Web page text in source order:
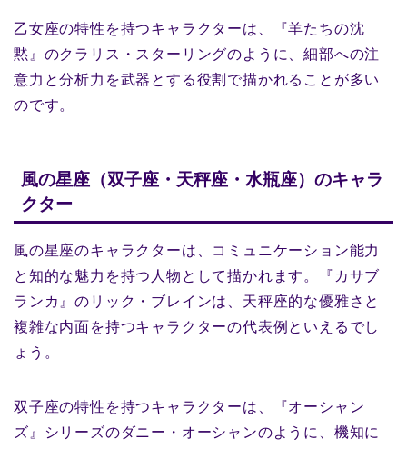
乙女座の特性を持つキャラクターは、『羊たちの沈
黙』のクラリス・スターリングのように、細部への注
意力と分析力を武器とする役割で描かれることが多い
のです。
風の星座（双子座・天秤座・水瓶座）のキャラ
クター
風の星座のキャラクターは、コミュニケーション能力
と知的な魅力を持つ人物として描かれます。『カサブ
ランカ』のリック・ブレインは、天秤座的な優雅さと
複雑な内面を持つキャラクターの代表例といえるでし
ょう。
双子座の特性を持つキャラクターは、『オーシャン
ズ』シリーズのダニー・オーシャンのように、機知に